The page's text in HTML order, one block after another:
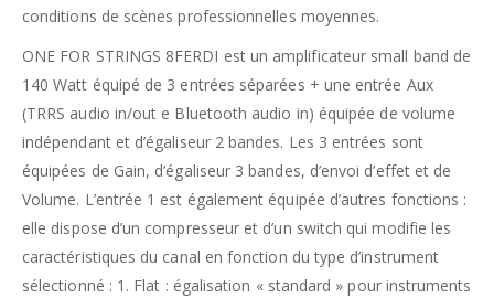
conditions de scènes professionnelles moyennes.
ONE FOR STRINGS 8FERDI est un amplificateur small band de
140 Watt équipé de 3 entrées séparées + une entrée Aux
(TRRS audio in/out e Bluetooth audio in) équipée de volume
indépendant et d’égaliseur 2 bandes. Les 3 entrées sont
équipées de Gain, d’égaliseur 3 bandes, d’envoi d’effet et de
Volume. L’entrée 1 est également équipée d’autres fonctions :
elle dispose d’un compresseur et d’un switch qui modifie les
caractéristiques du canal en fonction du type d’instrument
sélectionné : 1. Flat : égalisation « standard » pour instruments